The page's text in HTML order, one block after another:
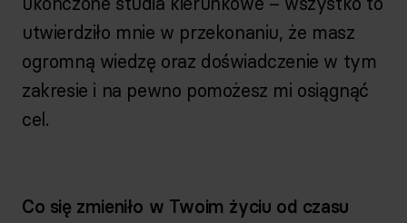
utwierdziło mnie w przekonaniu, że masz
ogromną wiedzę oraz doświadczenie w tym
zakresie i na pewno pomożesz mi osiągnąć
cel.
Co się zmieniło w Twoim życiu od czasu